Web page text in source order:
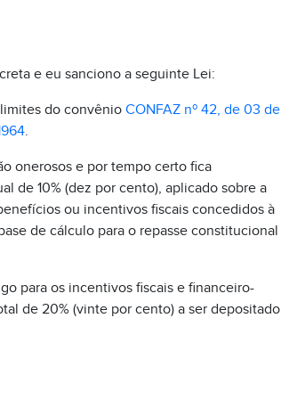
e eu sanciono a seguinte Lei:
do convênioCONFAZ nº 42, de 03 de
.
onerosos e por tempo certo fica
de 10% (dez por cento), aplicado sobre a
ou incentivos fiscais concedidos à
de cálculo para o repasse constitucional
para os incentivos fiscais e financeiro-
de 20% (vinte por cento) a ser depositado